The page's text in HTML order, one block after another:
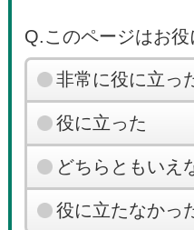
Q.このページはお役
非常に役に立っ
役に立った
どちらともいえ
役に立たなかっ